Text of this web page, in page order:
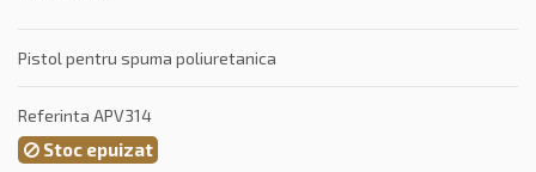
Pistol pentru spuma poliuretanica
Referinta APV314
Stoc epuizat